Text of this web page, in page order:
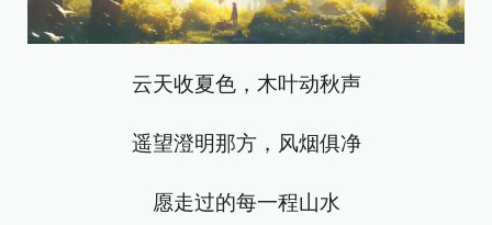
云天收夏色，木叶动秋声
遥望澄明那方，风烟俱净
愿走过的每一程山水